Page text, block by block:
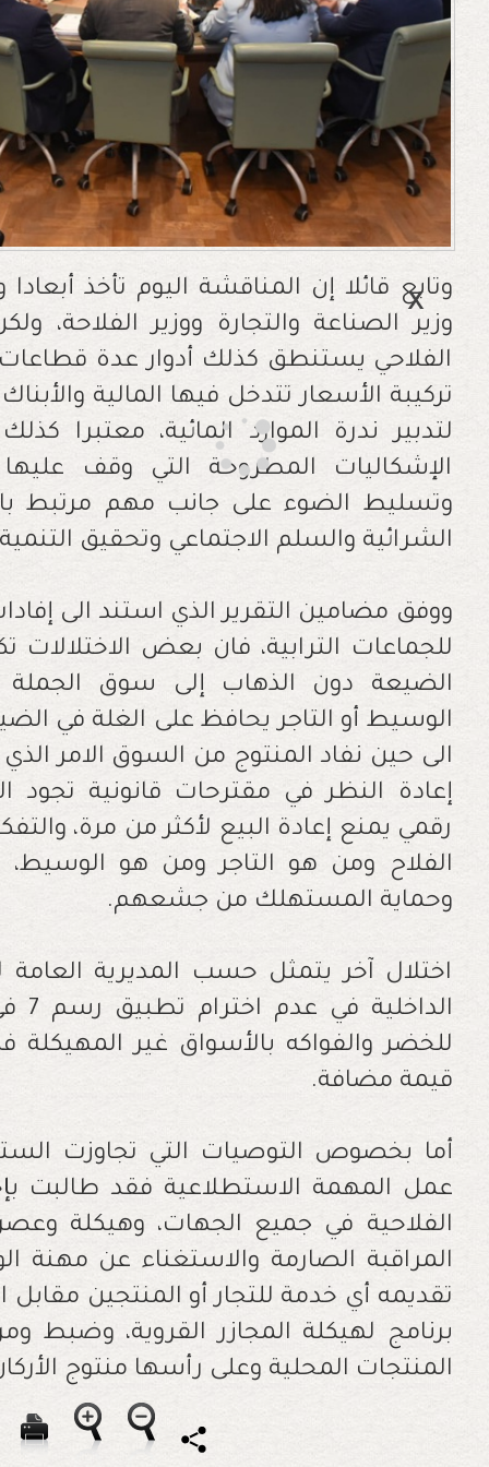
وتابع قائلا إن المناقشة اليوم تأخذ
وزير الصناعة والتجارة ووزير الفلاحة،
الفلاحي يستنطق كذلك أدوار عدة قطاعات
تركيبة الأسعار تتدخل فيها المالية
لتدبير ندرة الموارد المائية، معتبرا
الإشكاليات المطروحة التي وقف
وتسليط الضوء على جانب مهم مرتبط
الشرائية والسلم الاجتماعي وتحقيق
ووفق مضامين التقرير الذي استند الى
للجماعات الترابية، فان بعض
الضيعة دون الذهاب إلى سوق
الوسيط أو التاجر يحافظ على الغلة في
الى حين نفاد المنتوج من السوق الامر
إعادة النظر في مقترحات قانونية تجود
رقمي يمنع إعادة البيع لأكثر من مرة،
الفلاح ومن هو التاجر ومن هو
وحماية المستهلك من جشعهم.
اختلال آخر يتمثل حسب المديرية العامة
للخضر والفواكه بالأسواق غير
قيمة مضافة.
أما بخصوص التوصيات التي تجاوزت
عمل المهمة الاستطلاعية فقد طالبت
الفلاحية في جميع الجهات، وهيكلة
المراقبة الصارمة والاستغناء عن مهنة
تقديمه أي خدمة للتجار أو المنتجين
برنامج لهيكلة المجازر القروية، وضبط
المنتجات المحلية وعلى رأسها منتوج